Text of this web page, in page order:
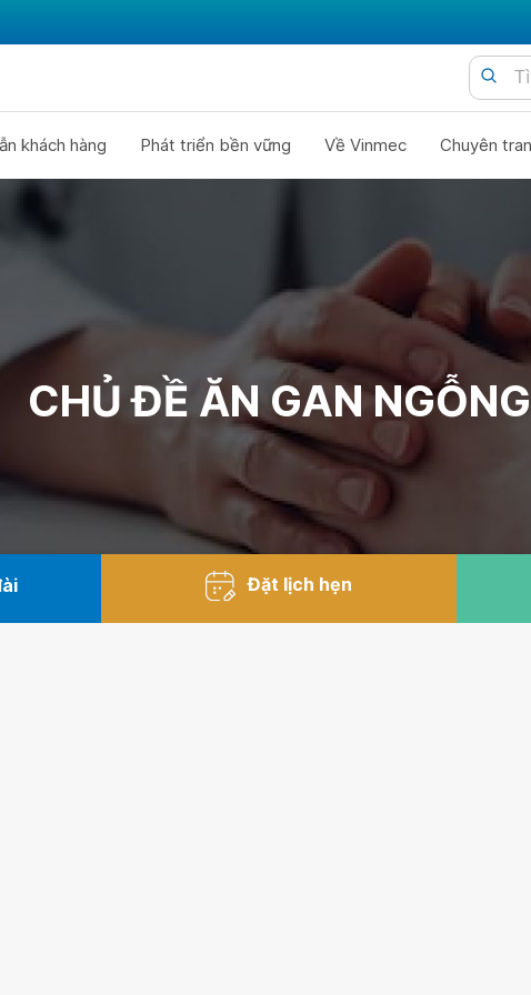
khách hàng Phát triển bền vững Về Vinmec Chuyên
CHỦ ĐỀ ĂN GAN NGỖNG
Đặt lịch hẹn